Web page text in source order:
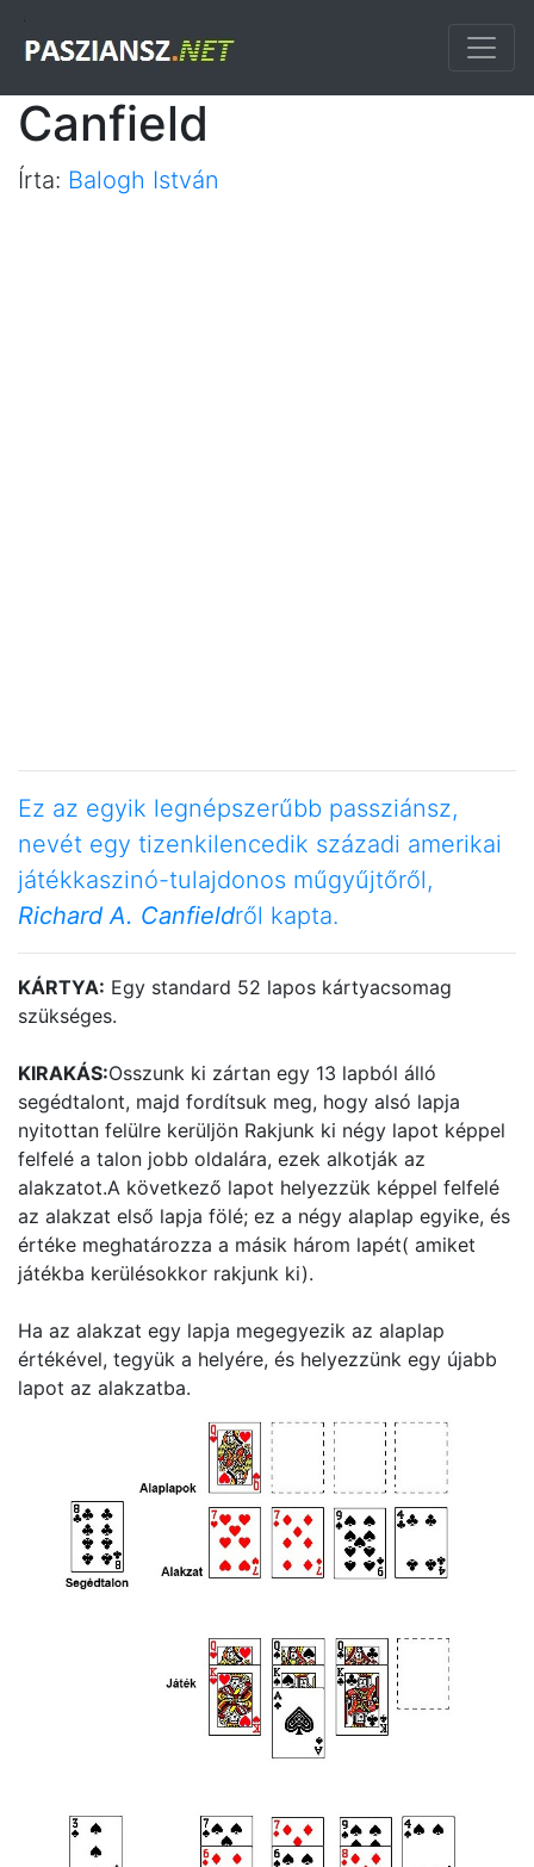
Canfield
Írta: Balogh István
Ez az egyik legnépszerűbb passziánsz,
nevét egy tizenkilencedik századi amerikai
játékkaszinó-tulajdonos műgyűjtőről,
Richard A. Canfieldről kapta.
KÁRTYA: Egy standard 52 lapos kártyacsomag
szükséges.
KIRAKÁS:Osszunk ki zártan egy 13 lapból álló
segédtalont, majd fordítsuk meg, hogy alsó lapja
nyitottan felülre kerüljön Rakjunk ki négy lapot képpel
felfelé a talon jobb oldalára, ezek alkotják az
alakzatot.A következő lapot helyezzük képpel felfelé
az alakzat első lapja fölé; ez a négy alaplap egyike, és
értéke meghatározza a másik három lapét( amiket
játékba kerülésokkor rakjunk ki).
Ha az alakzat egy lapja megegyezik az alaplap
értékével, tegyük a helyére, és helyezzünk egy újabb
lapot az alakzatba.